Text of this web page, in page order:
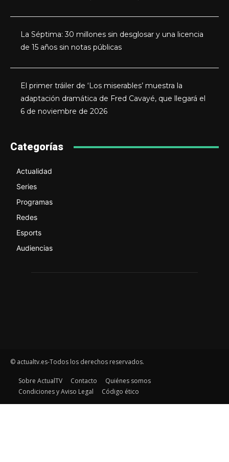
La Séptima: 30 millones sin desglosar y una licencia
de 15 años sin notas públicas
El primer tráiler de ‘Los miserables’ muestra la
adaptación dramática de Fred Cavayé, que llegará el
6 de noviembre de 2026
Categorías
Actualidad
Series
Programas
Redes
Esports
Audiencias
© actualtv.es-Todos los derechos reservados.
Sobre ActualTV Contacto
Quiénes somos
Condiciones y Aviso Legal
Código ético